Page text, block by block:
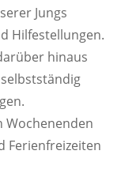
Jungs
Hilfestellungen.
hinaus
Wochenenden
Ferienfreizeiten